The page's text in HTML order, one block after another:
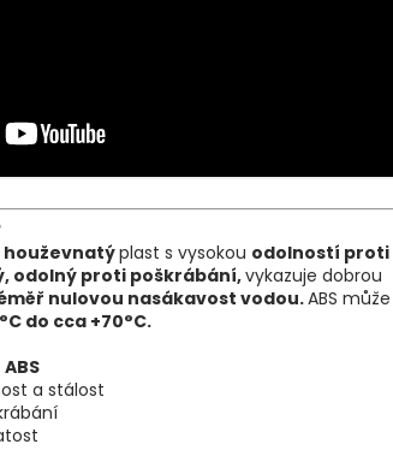
houževnatýplast s vysokou odolností proti
odolný proti poškrábání,vykazuje dobrou
nulovou nasákavost vodou.ABS
do cca +70°C.
a stálost